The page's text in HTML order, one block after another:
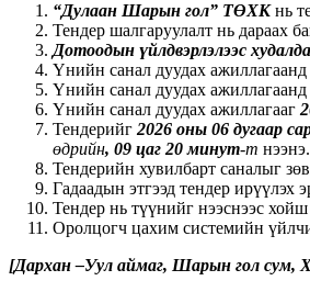
“Дулаан Шарын гол” ТӨХКнь
Тендер шалгаруулалт нь дараах
Дотоодын үйлдвэрлэлээс
Үнийн санал дуудах
Үнийн санал дуудах
Үнийн санал дуудах ажиллагааг
Тендерийг2026 оны 06 дугаар
өдрийн, 09 цаг 20 минут-т нээнэ.
Тендерийн хувилбарт саналыг
Гадаадын этгээд тендер ирүүлэх
Тендер нь түүнийг нээснээс
Оролцогч цахим системийн
[Дархан –Уул аймаг, Шарын гол сум,